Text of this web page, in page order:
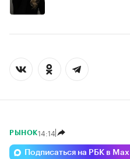
РЫНОК14:14
Подписаться на РБК в Max